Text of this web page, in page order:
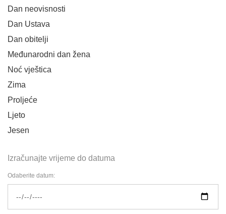
Dan neovisnosti
Dan Ustava
Dan obitelji
Međunarodni dan žena
Noć vještica
Zima
Proljeće
Ljeto
Jesen
Izračunajte vrijeme do datuma
Odaberite datum: